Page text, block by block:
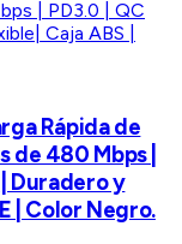
Rápida de
de 480 Mbps |
Duradero y
| Color Negro.